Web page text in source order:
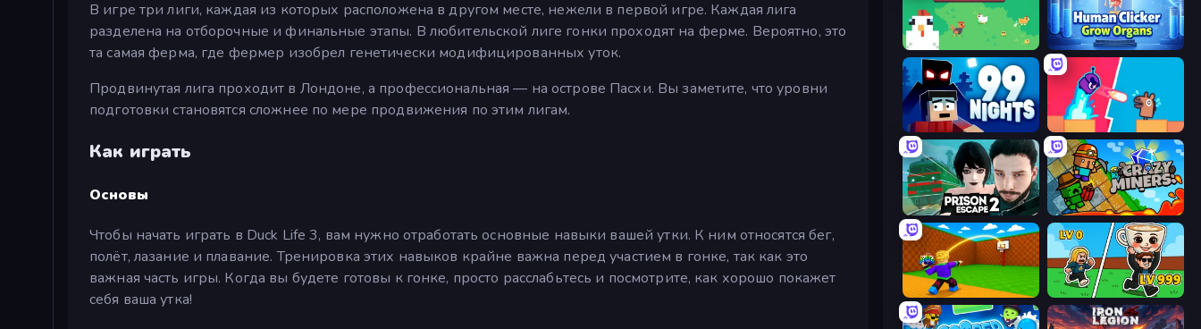
В игре три лиги, каждая из которых расположена в другом месте, нежели в первой игре. Каждая лига
разделена на отборочные и финальные этапы. В любительской лиге гонки проходят на ферме. Вероятно, это
та самая ферма, где фермер изобрел генетически модифицированных уток.
Продвинутая лига проходит в Лондоне, а профессиональная — на острове Пасхи. Вы заметите, что уровни
подготовки становятся сложнее по мере продвижения по этим лигам.
Как играть
Основы
Чтобы начать играть в Duck Life 3, вам нужно отработать основные навыки вашей утки. К ним относятся бег,
полёт, лазание и плавание. Тренировка этих навыков крайне важна перед участием в гонке, так как это
важная часть игры. Когда вы будете готовы к гонке, просто расслабьтесь и посмотрите, как хорошо покажет
себя ваша утка!
The MachinEGG Human Clicker: Grow Organs
99 Nights (Bloxd.io) Boom Slingers ReBoom
Prison Escape 2 Crazy Miners
Throw a Lucky Block Brainrot Arena Online